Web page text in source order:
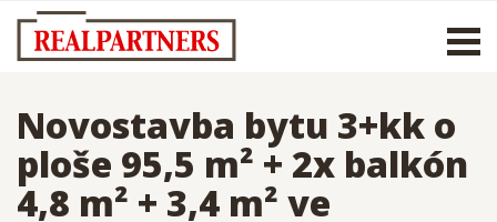
Novostavba bytu 3+kk o
ploše 95,5 m² + 2x balkón
4,8 m² + 3,4 m² ve